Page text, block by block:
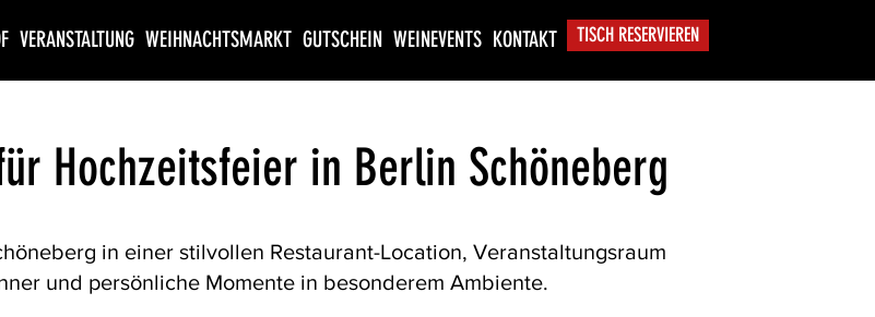
VERANSTALTUNG WEIHNACHTSMARKT GUTSCHEIN WEINEVENTS KONTAKT TISCH RESERVIEREN
Hochzeitsfeier in Berlin Schöneberg
in einer stilvollen Restaurant-Location, Veranstaltungsraum
und persönliche Momente in besonderem Ambiente.